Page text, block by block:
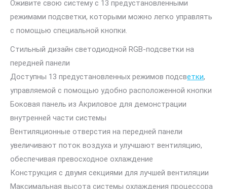
Оживите свою систему с 13 предустановленными
режимами подсветки, которыми можно легко управлять
с помощью специальной кнопки.
Стильный дизайн светодиодной RGB-подсветки на
передней панели
Доступны 13 предустановленных режимов подсветки,
управляемой с помощью удобно расположенной кнопки
Боковая панель из Акриловое для демонстрации
внутренней части системы
Вентиляционные отверстия на передней панели
увеличивают поток воздуха и улучшают вентиляцию,
обеспечивая превосходное охлаждение
Конструкция с двумя секциями для лучшей вентиляции
Максимальная высота системы охлаждения процессора